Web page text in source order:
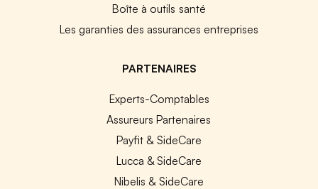
Boîte à outils santé
Les garanties des assurances entreprises
PARTENAIRES
Experts-Comptables
Assureurs Partenaires
Payfit & SideCare
Lucca & SideCare
Nibelis & SideCare